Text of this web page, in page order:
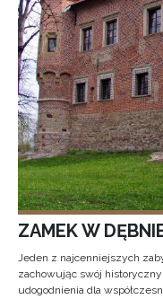
ZAMEK W
Jeden z najcenniejszych
zachowując swój
udogodnienia dla